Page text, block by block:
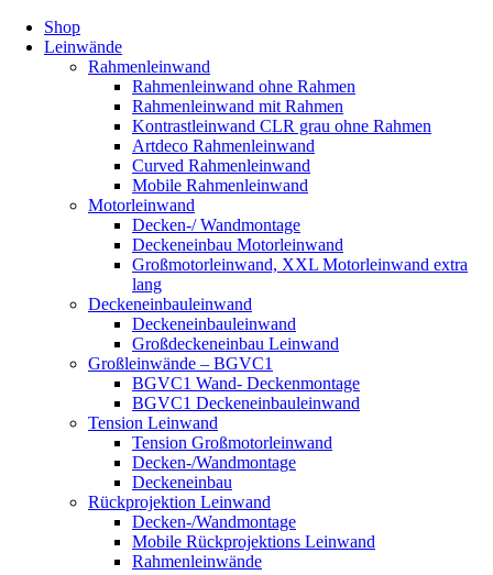
Shop
Leinwände
Rahmenleinwand
Rahmenleinwand ohne Rahmen
Rahmenleinwand mit Rahmen
Kontrastleinwand CLR grau ohne Rahmen
Artdeco Rahmenleinwand
Curved Rahmenleinwand
Mobile Rahmenleinwand
Motorleinwand
Decken-/ Wandmontage
Deckeneinbau Motorleinwand
Großmotorleinwand, XXL Motorleinwand extra
lang
Deckeneinbauleinwand
Deckeneinbauleinwand
Großdeckeneinbau Leinwand
Großleinwände – BGVC1
BGVC1 Wand- Deckenmontage
BGVC1 Deckeneinbauleinwand
Tension Leinwand
Tension Großmotorleinwand
Decken-/Wandmontage
Deckeneinbau
Rückprojektion Leinwand
Decken-/Wandmontage
Mobile Rückprojektions Leinwand
Rahmenleinwände